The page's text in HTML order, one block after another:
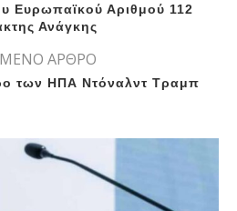
Ευρωπαϊκού Αριθμού 112
Ανάγκης
ΑΡΘΡΟ
των ΗΠΑ Ντόναλντ Τραμπ